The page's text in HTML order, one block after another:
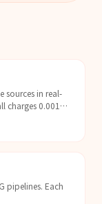
sources in real-
charges 0.001
pipelines. Each